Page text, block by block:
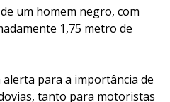
um homem negro, com
1,75 metro de
para a importância de
tanto para motoristas